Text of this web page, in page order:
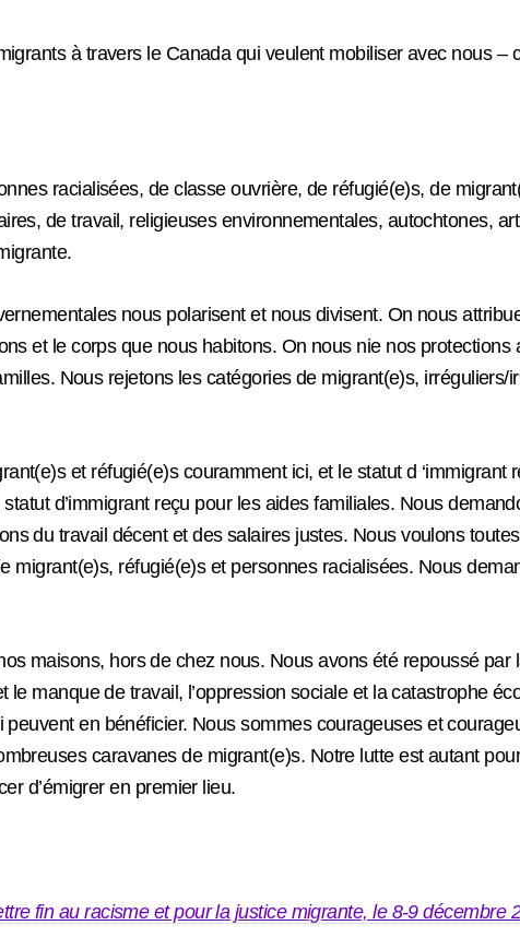
à travers le Canada qui veulent mobiliser avec nous –
racialisées, de classe ouvrière, de réfugié(e)s, de
de travail, religieuses environnementales, autochtones,
nous polarisent et nous divisent. On nous
et le corps que nous habitons. On nous nie nos
Nous rejetons les catégories de migrant(e)s, irréguliers/
et réfugié(e)s couramment ici, et le statut d ‘immigrant
d’immigrant reçu pour les aides familiales. Nous
du travail décent et des salaires justes. Nous voulons
migrant(e)s, réfugié(e)s et personnes racialisées. Nous
maisons, hors de chez nous. Nous avons été repoussé par
manque de travail, l’oppression sociale et la catastrophe
en bénéficier. Nous sommes courageuses et
caravanes de migrant(e)s. Notre lutte est autant
d’émigrer en premier lieu.
fin au racisme et pour la justice migrante, le 8-9 décembre